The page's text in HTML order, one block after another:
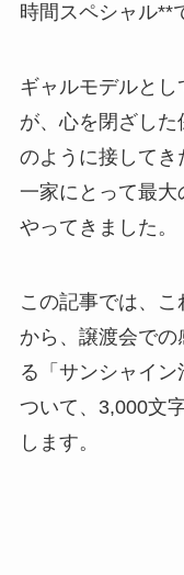
時間スペシャル**
ギャルモデルと
が、心を閉ざし
のように接して
一家にとって最
やってきました。
この記事では、
から、譲渡会での
る「サンシャイ
ついて、3,000文
します。